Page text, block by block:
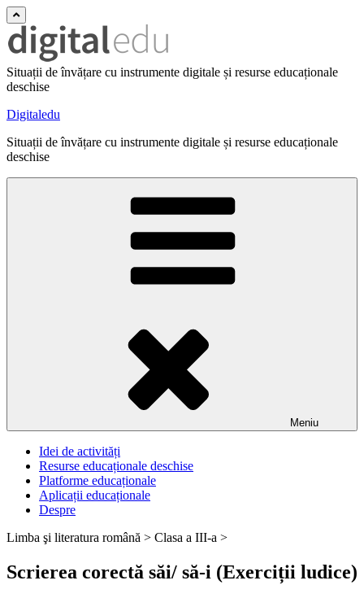
Situații de învățare cu instrumente digitale și resurse educaționale
deschise
Digitaledu
Situații de învățare cu instrumente digitale și resurse educaționale
deschise
Meniu
Idei de activități
Resurse educaționale deschise
Platforme educaționale
Aplicații educaționale
Despre
Limba şi literatura română > Clasa a III-a >
Scrierea corectă săi/ să-i (Exerciții ludice)